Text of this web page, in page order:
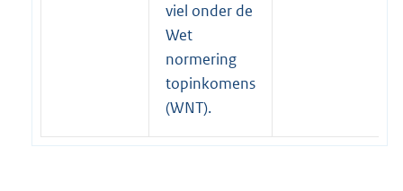
r
n
e
l
i
n
viel onder de
Wet
normering
topinkomens
(WNT).